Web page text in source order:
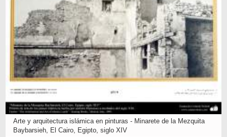
Arte y arquitectura islámica en pinturas - Minarete de la Mezquita
Baybarsieh, El Cairo, Egipto, siglo XIV